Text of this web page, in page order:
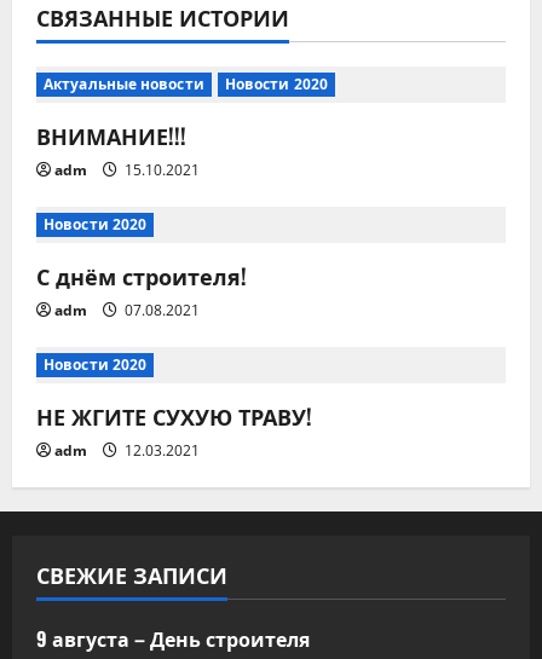
ц
и
я
п
о
з
а
п
и
с
м
СВЯЗАННЫЕ ИСТОРИИ
Актуальные новости Новости 2020
ВНИМАНИЕ!!!
adm 15.10.2021
Новости 2020
С днём строителя!
adm 07.08.2021
Новости 2020
НЕ ЖГИТЕ СУХУЮ ТРАВУ!
adm 12.03.2021
СВЕЖИЕ ЗАПИСИ
9 августа – День строителя